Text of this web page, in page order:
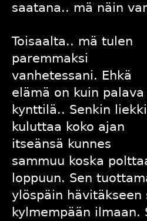
saatana.. mä näin
Toisaalta.. mä tulen
paremmaksi
vanhetessani. Ehkä
elämä on kuin palava
kynttilä.. Senkin liekki
kuluttaa koko ajan
itseänsä kunnes
sammuu koska
loppuun. Sen
ylöspäin hävitäkseen
kylmempään ilmaan.